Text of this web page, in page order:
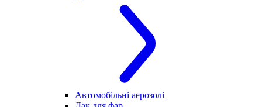
Автомобільні аерозолі